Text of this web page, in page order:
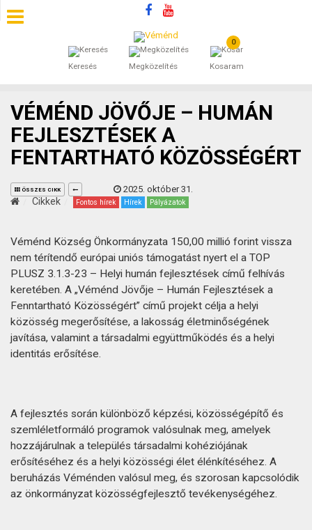
Keresés Megközelítés
0
Kosaram
SZÁLLÁSOK
ÁLTALÁNOS SZERZŐDÉSI FELTÉTELEK
KINCSES BARANYA VÉMÉND
KAPCSOLAT
VÉMÉND JÖVŐJE – HUMÁN
FEJLESZTÉSEK A
FENTARTHATÓ KÖZÖSSÉGÉRT
ÖSSZES CIKK 2025. október 31.
Cikkek Fontos hírek Hírek Pályázatok
Véménd Község Önkormányzata 150,00 millió forint vissza
nem térítendő európai uniós támogatást nyert el a TOP
PLUSZ 3.1.3-23 – Helyi humán fejlesztések című felhívás
keretében. A „Véménd Jövője – Humán Fejlesztések a
Fenntartható Közösségért” című projekt célja a helyi
közösség megerősítése, a lakosság életminőségének
javítása, valamint a társadalmi együttműködés és a helyi
identitás erősítése.
A fejlesztés során különböző képzési, közösségépítő és
szemléletformáló programok valósulnak meg, amelyek
hozzájárulnak a település társadalmi kohéziójának
erősítéséhez és a helyi közösségi élet élénkítéséhez. A
beruházás Véménden valósul meg, és szorosan kapcsolódik
az önkormányzat közösségfejlesztő tevékenységéhez.